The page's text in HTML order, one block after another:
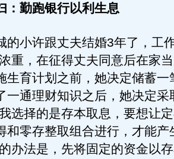
勤跑银行以利生息
小许跟丈夫结婚3年了，工
重，在征得丈夫同意后在家
生育计划之前，她决定储蓄一
一通理财知识之后，她决定采
选择的是存本取息，要想让
和零存整取组合进行，才能产
办法是，先将固定的资金以